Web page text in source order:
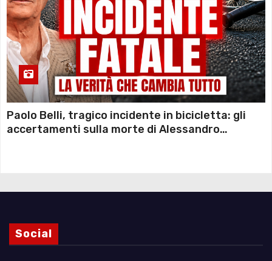
Paolo Belli, tragico incidente in bicicletta: gli
accertamenti sulla morte di Alessandro
Social